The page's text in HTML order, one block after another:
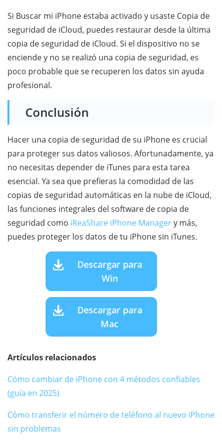
Si Buscar mi iPhone estaba activado y usaste Copia de
seguridad de iCloud, puedes restaurar desde la última
copia de seguridad de iCloud. Si el dispositivo no se
enciende y no se realizó una copia de seguridad, es
poco probable que se recuperen los datos sin ayuda
profesional.
Conclusión
Hacer una copia de seguridad de su iPhone es crucial
para proteger sus datos valiosos. Afortunadamente, ya
no necesitas depender de iTunes para esta tarea
esencial. Ya sea que prefieras la comodidad de las
copias de seguridad automáticas en la nube de iCloud,
las funciones integrales del software de copia de
seguridad como iReaShare iPhone Managery más,
puedes proteger los datos de tu iPhone sin iTunes.
Descargar para
Win
Descargar para
Mac
Artículos relacionados
Cómo cambiar de iPhone con 4 métodos confiables
(guía en 2025)
Cómo transferir el número de teléfono al nuevo iPhone
sin problemas